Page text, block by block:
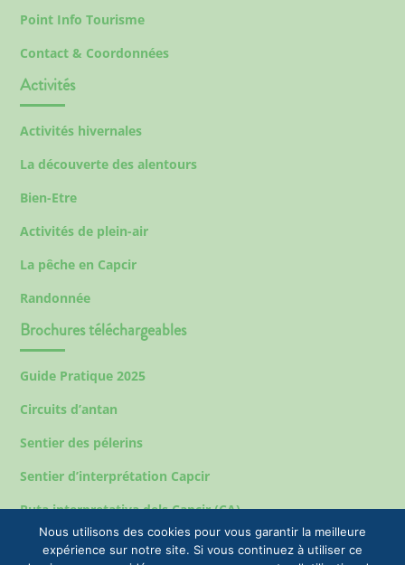
Point Info Tourisme
Contact & Coordonnées
Activités
Activités hivernales
La découverte des alentours
Bien-Etre
Activités de plein-air
La pêche en Capcir
Randonnée
Brochures téléchargeables
Guide Pratique 2025
Circuits d’antan
Sentier des pélerins
Sentier d’interprétation Capcir
Ruta interpretativa dels Capcir (CA)
Nous utilisons des cookies pour vous garantir la meilleure
expérience sur notre site. Si vous continuez à utiliser ce